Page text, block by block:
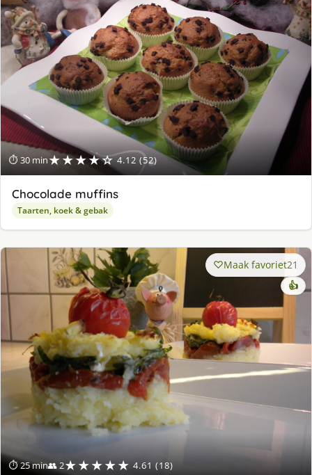
⏱ 30 min★★★★☆ 4.12 (52)
Chocolade muffins
Taarten, koek & gebak
⏱ 25 min👥 2★★★★★ 4.61 (18)
Maak favoriet21
👍